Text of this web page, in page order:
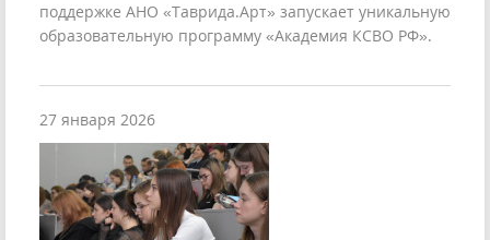
поддержке АНО «Таврида.Арт» запускает уникальную
образовательную программу «Академия КСВО РФ».
27 января 2026